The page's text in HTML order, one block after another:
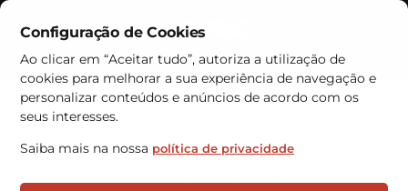
Configuração de Cookies
Ao clicar em “Aceitar tudo”, autoriza a utilização de
cookies para melhorar a sua experiência de navegação e
personalizar conteúdos e anúncios de acordo com os
seus interesses.
Saiba mais na nossa política de privacidade
Contactos
Mágnum Venus Products
compra armazém À VRC